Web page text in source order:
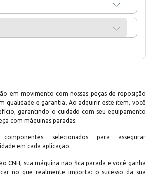
em movimento com nossas peças de reposição
qualidade e garantia. Ao adquirir este item, você
garantindo o cuidado com seu equipamento
com máquinas paradas.
selecionados para assegurar
em cada aplicação.
CNH, sua máquina não fica parada e você ganha
no que realmente importa: o sucesso da sua